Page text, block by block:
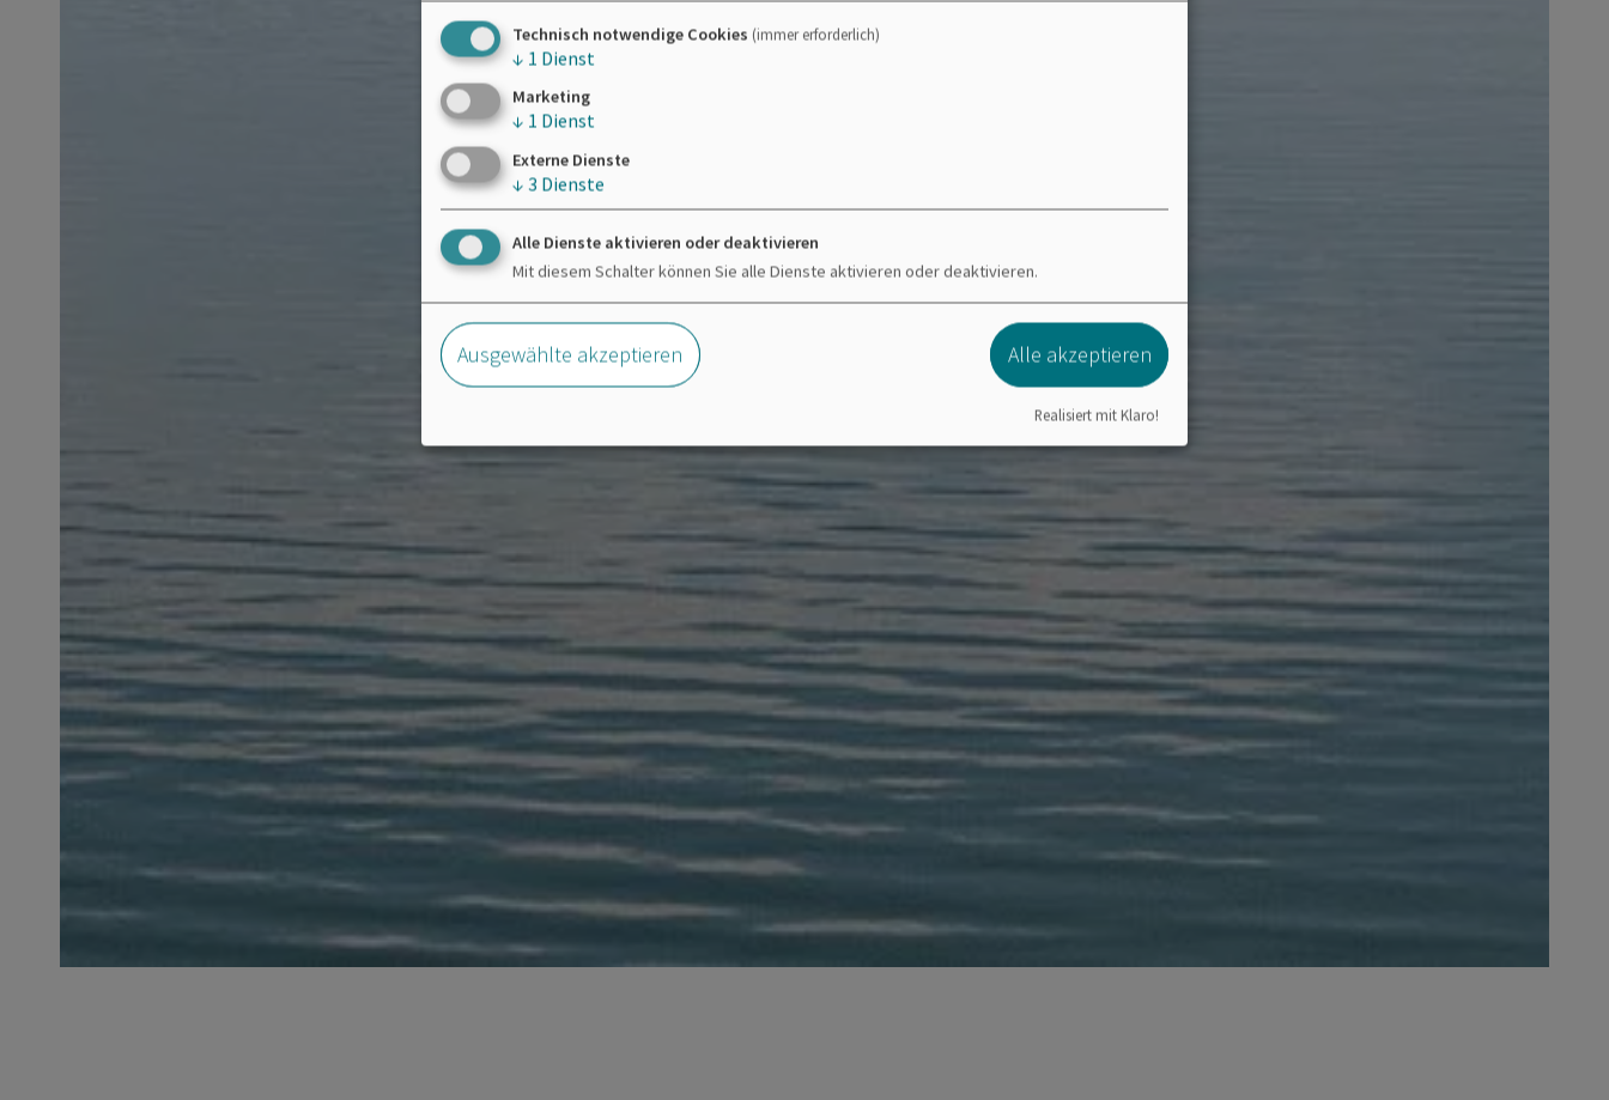
Technisch notwendige Cookies (immer erforderlich)
↓ 1 Dienst
Marketing
↓ 1 Dienst
Externe Dienste
↓ 3 Dienste
Alle Dienste aktivieren oder deaktivieren
Mit diesem Schalter können Sie alle Dienste aktivieren oder deaktivieren.
Ausgewählte akzeptieren Alle akzeptieren
Realisiert mit Klaro!